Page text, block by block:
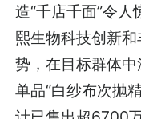
造“千店千面”令
熙生物科技创新
势，在目标群体
单品“白纱布次抛